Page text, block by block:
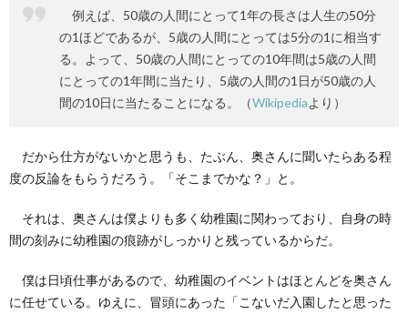
例えば、50歳の人間にとって1年の長さは人生の50分
の1ほどであるが、5歳の人間にとっては5分の1に相当す
る。よって、50歳の人間にとっての10年間は5歳の人間
にとっての1年間に当たり、5歳の人間の1日が50歳の人
間の10日に当たることになる。（Wikipediaより）
だから仕方がないかと思うも、たぶん、奥さんに聞いたらある程
度の反論をもらうだろう。「そこまでかな？」と。
それは、奥さんは僕よりも多く幼稚園に関わっており、自身の時
間の刻みに幼稚園の痕跡がしっかりと残っているからだ。
僕は日頃仕事があるので、幼稚園のイベントはほとんどを奥さん
に任せている。ゆえに、冒頭にあった「こないだ入園したと思った